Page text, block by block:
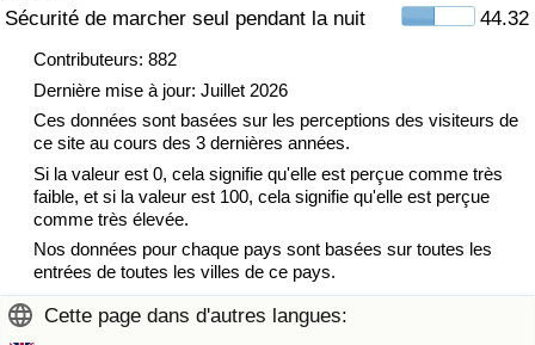
Sécurité de marcher seul pendant la nuit
44.32
Contributeurs: 882
Dernière mise à jour: Juillet 2026
Ces données sont basées sur les perceptions des visiteurs de
ce site au cours des 3 dernières années.
Si la valeur est 0, cela signifie qu'elle est perçue comme très
faible, et si la valeur est 100, cela signifie qu'elle est perçue
comme très élevée.
Nos données pour chaque pays sont basées sur toutes les
entrées de toutes les villes de ce pays.
Cette page dans d'autres langues: